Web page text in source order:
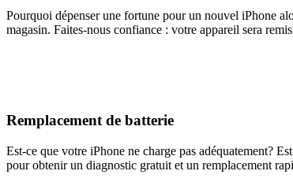
Pourquoi dépenser une fortune pour un nouvel iPhone
magasin. Faites-nous confiance : votre appareil sera
Remplacement de batterie
Est-ce que votre iPhone ne charge pas adéquatement?
pour obtenir un diagnostic gratuit et un remplacement